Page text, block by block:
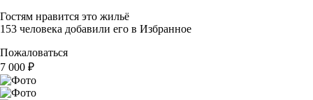
Гостям нравится это жильё
153 человека добавили его в Избранное
Пожаловаться
7 000 ₽